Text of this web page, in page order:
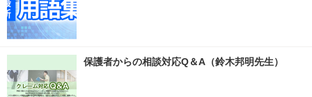
保護者からの相談対応Q＆A（鈴木邦明先生）